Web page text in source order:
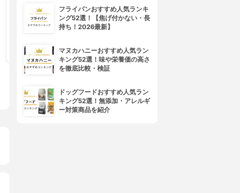
cocone(ココネ)
クレイクリームシャンプーモイ
スト
¥1,980
La sana(ラサーナ)
プレミオール シャンプー
フライパンおすすめ人気ランキ
ング52選！【焦げ付かない・長
持ち！2026最新】
マヌカハニーおすすめ人気ラン
キング52選！味や栄養価の高さ
を徹底比較・検証
ドッグフードおすすめ人気ラン
キング52選！無添加・アレルギ
ー対策商品を紹介